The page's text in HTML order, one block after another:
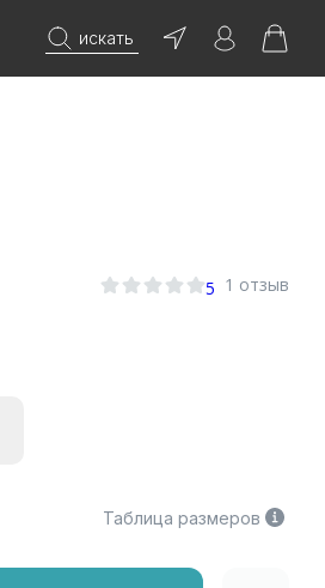
искать
5 1 отзыв
Таблица размеров